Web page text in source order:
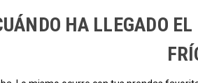
HA LLEGADO